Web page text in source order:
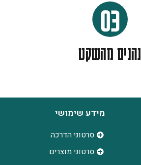
03
נהנים מהשקט
מידע שימושי
סרטוני הדרכה
סרטוני מוצרים